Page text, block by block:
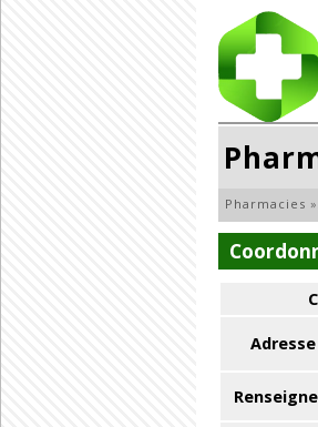
Pharmacies »